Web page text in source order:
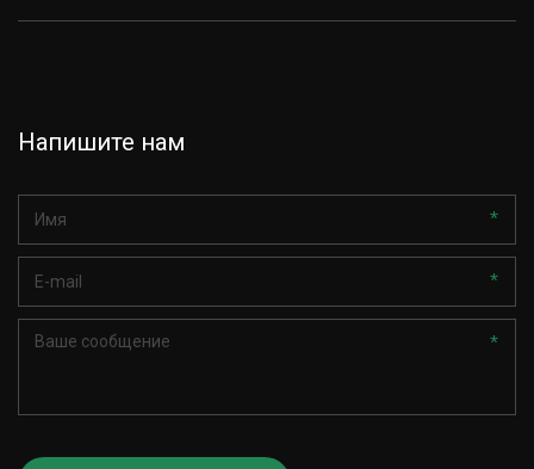
Напишите нам
*
*
*